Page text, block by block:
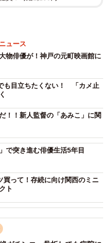
バカだから（正解を見つ
が面白いんじゃないです
すよ。恥ずかしいよお」
事が嫌い」
』ことなんてできないとわ
ュース
物俳優が！神戸の元町映画館に
も目立ちたくない！ 「カメ止
！！新人監督の「あみこ」に関
で突き進む俳優生活5年目
買って！存続に向け関西のミニ
ト